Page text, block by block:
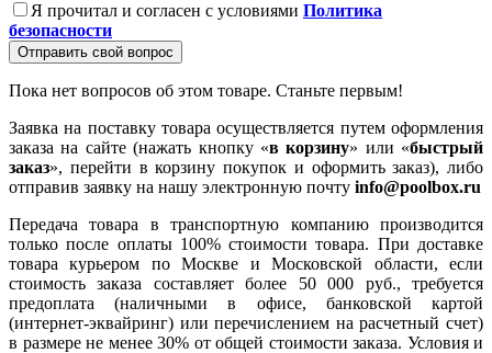
Я прочитал и согласен с условиями Политика
безопасности
Отправить свой вопрос
Пока нет вопросов об этом товаре. Станьте первым!
Заявка на поставку товара осуществляется путем оформления
заказа на сайте (нажать кнопку «в корзину» или «быстрый
заказ», перейти в корзину покупок и оформить заказ), либо
отправив заявку на нашу электронную почту info@poolbox.ru
Передача товара в транспортную компанию производится
только после оплаты 100% стоимости товара. При доставке
товара курьером по Москве и Московской области, если
стоимость заказа составляет более 50 000 руб., требуется
предоплата (наличными в офисе, банковской картой
(интернет-эквайринг) или перечислением на расчетный счет)
в размере не менее 30% от общей стоимости заказа. Условия и